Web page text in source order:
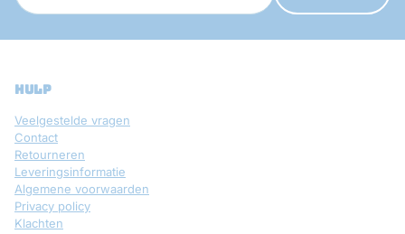
hulp
Veelgestelde vragen
Contact
Retourneren
Leveringsinformatie
Algemene voorwaarden
Privacy policy
Klachten